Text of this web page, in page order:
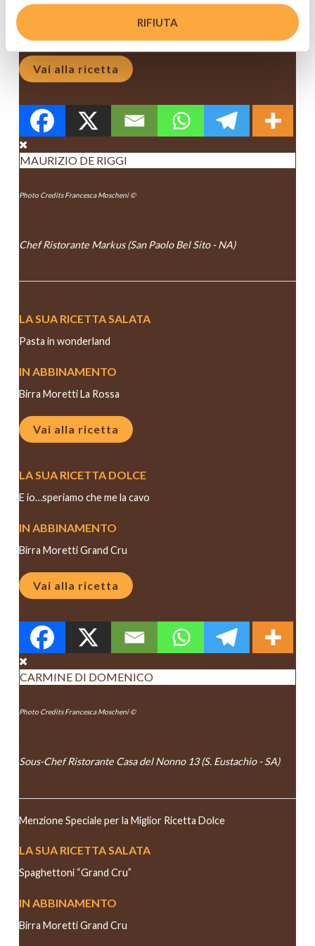
RIFIUTA
IN ABBINAMENTO
Birra Moretti La Rossa
Vai alla ricetta
MAURIZIO DE RIGGI
Photo Credits Francesca Moscheni ©
Chef Ristorante Markus (San Paolo Bel Sito - NA)
LA SUA RICETTA SALATA
Pasta in wonderland
IN ABBINAMENTO
Birra Moretti La Rossa
Vai alla ricetta
LA SUA RICETTA DOLCE
E io…speriamo che me la cavo
IN ABBINAMENTO
Birra Moretti Grand Cru
Vai alla ricetta
CARMINE DI DOMENICO
Photo Credits Francesca Moscheni ©
Sous-Chef Ristorante Casa del Nonno 13 (S. Eustachio - SA)
Menzione Speciale per la Miglior Ricetta Dolce
LA SUA RICETTA SALATA
Spaghettoni “Grand Cru”
IN ABBINAMENTO
Birra Moretti Grand Cru